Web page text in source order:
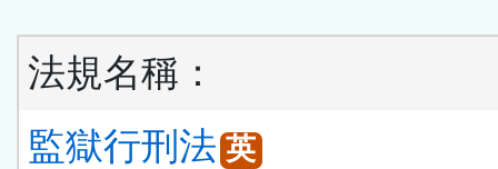
法規名稱：
監獄行刑法 英